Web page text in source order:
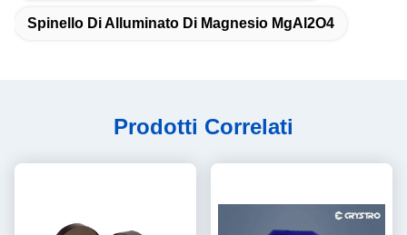
Spinello Di Alluminato Di Magnesio MgAl2O4
Prodotti Correlati